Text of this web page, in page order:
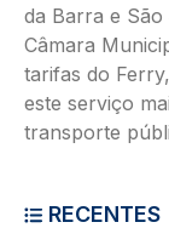
da Barra e
Câmara
tarifas do
este serviço
transporte
RECENTES